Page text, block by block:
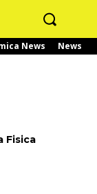
News News
Fisica